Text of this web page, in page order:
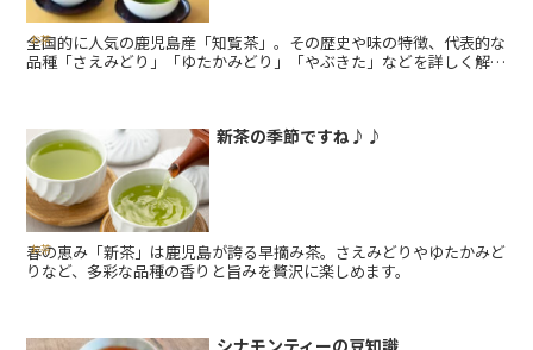
お茶
全国的に人気の鹿児島産「知覧茶」。その歴史や味の特徴、代表的な
品種「さえみどり」「ゆたかみどり」「やぶきた」などを詳しく解
お茶
新茶の季節ですね♪♪
春の恵み「新茶」は鹿児島が誇る早摘み茶。さえみどりやゆたかみど
りなど、多彩な品種の香りと旨みを贅沢に楽しめます。
シナモンティーの豆知識